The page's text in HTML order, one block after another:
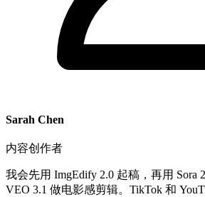
Sarah Chen
内容创作者
我会先用 ImgEdify 2.0 起稿，再用 Sora
VEO 3.1 做电影感剪辑。TikTok 和